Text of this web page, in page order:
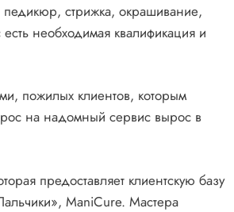
стрижка, окрашивание,
необходимая квалификация и
пожилых клиентов, которым
на надомный сервис вырос в
предоставляет клиентскую базу
ManiCure. Мастера